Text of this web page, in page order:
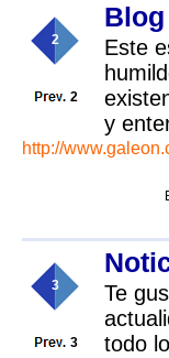
2
2
Este
y
http://
3
3
Te
todo